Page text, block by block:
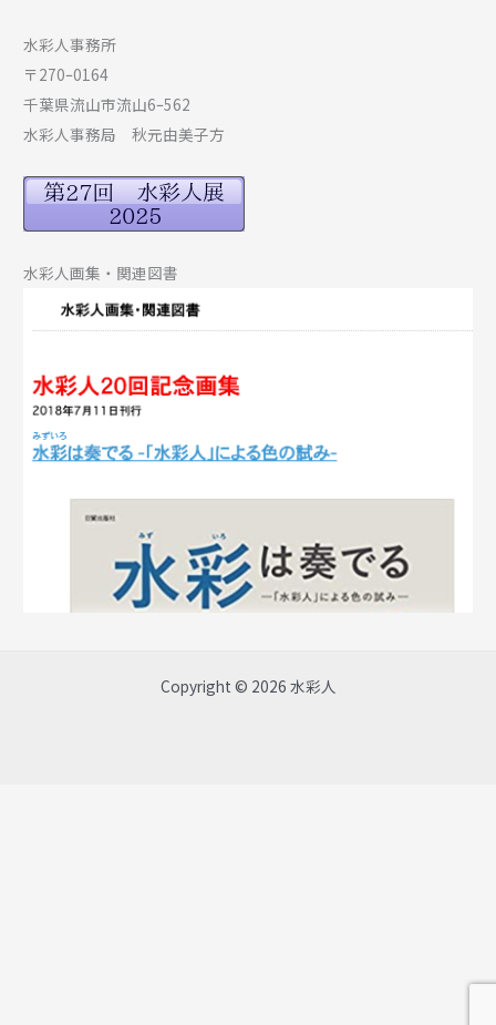
水彩人事務所
〒270ｰ0164
千葉県流山市流山6ｰ562
水彩人事務局 秋元由美子方
水彩人画集・関連図書
Copyright © 2026 水彩人